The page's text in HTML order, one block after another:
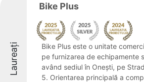
Laureați
Bike Plus
Bike Plus este o unitate
pe furnizarea de echipamente
având sediul în Onești, pe
5. Orientarea principală a